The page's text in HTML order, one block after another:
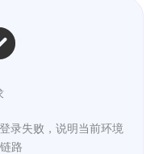
录失败，说明当前环境
路